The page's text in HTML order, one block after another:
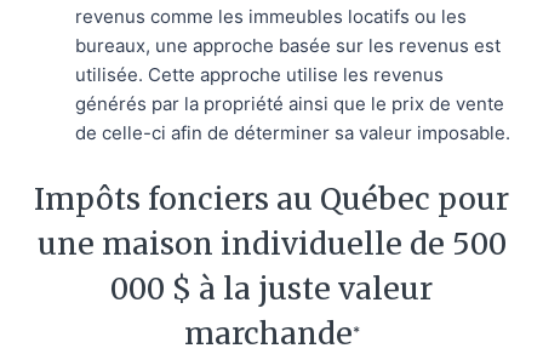
revenus comme les immeubles locatifs ou les
bureaux, une approche basée sur les revenus est
utilisée. Cette approche utilise les revenus
générés par la propriété ainsi que le prix de vente
de celle-ci afin de déterminer sa valeur imposable.
Impôts fonciers au Québec pour
une maison individuelle de 500
000 $ à la juste valeur
marchande*